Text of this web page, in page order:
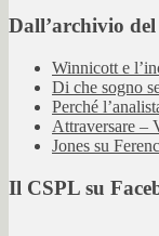
Dall’archivio
Winnicott e
Di che sogno
Perché
Attraversare –
Jones su
Il CSPL su